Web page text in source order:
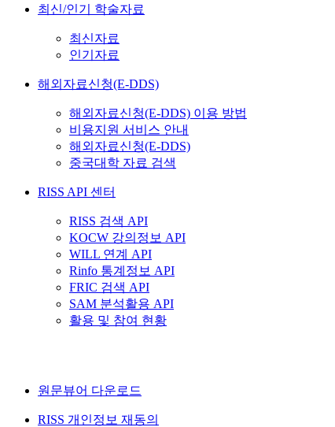
최신/인기 학술자료
최신자료
인기자료
해외자료신청(E-DDS)
해외자료신청(E-DDS) 이용 방법
비용지원 서비스 안내
해외자료신청(E-DDS)
중국대학 자료 검색
RISS API 센터
RISS 검색 API
KOCW 강의정보 API
WILL 연계 API
Rinfo 통계정보 API
FRIC 검색 API
SAM 분석활용 API
활용 및 참여 현황
원문뷰어 다운로드
RISS 개인정보 재동의